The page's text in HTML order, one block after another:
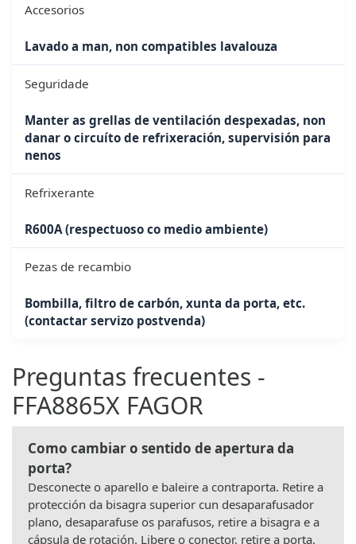
Accesorios
Lavado a man, non compatibles lavalouza
Seguridade
Manter as grellas de ventilación despexadas, non
danar o circuíto de refrixeración, supervisión para
nenos
Refrixerante
R600A (respectuoso co medio ambiente)
Pezas de recambio
Bombilla, filtro de carbón, xunta da porta, etc.
(contactar servizo postvenda)
Preguntas frecuentes -
FFA8865X FAGOR
Como cambiar o sentido de apertura da
porta?
Desconecte o aparello e baleire a contraporta. Retire a
protección da bisagra superior cun desaparafusador
plano, desaparafuse os parafusos, retire a bisagra e a
cápsula de rotación. Libere o conector, retire a porta.